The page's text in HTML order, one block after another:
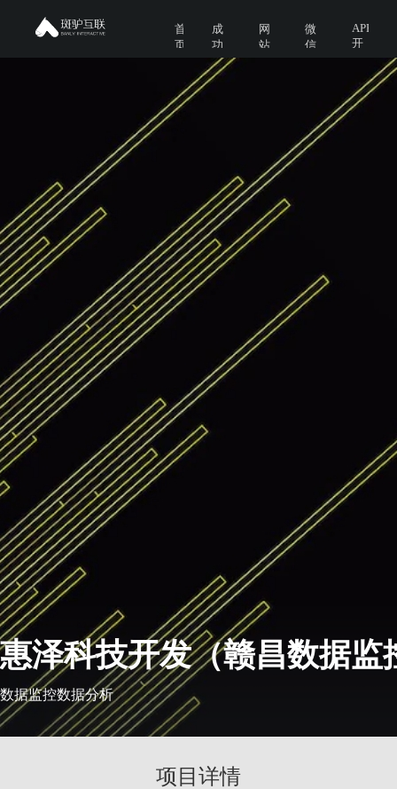
首
页
成
功
案
例
网
站
微
信
APP
开
惠泽科技开发（赣昌数据监
数据监控数据分析
项目详情